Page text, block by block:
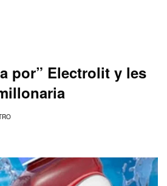
por” Electrolit y les